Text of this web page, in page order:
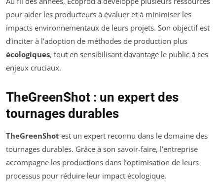
pour aider les producteurs à évaluer et à minimiser les
impacts environnementaux de leurs projets. Son objectif est
d’inciter à l’adoption de méthodes de production plus
écologiques, tout en sensibilisant davantage le public à ces
enjeux cruciaux.
TheGreenShot : un expert des
tournages durables
TheGreenShot est un expert reconnu dans le domaine des
tournages durables. Grâce à son savoir-faire, l’entreprise
accompagne les productions dans l’optimisation de leurs
processus pour réduire leur impact écologique.